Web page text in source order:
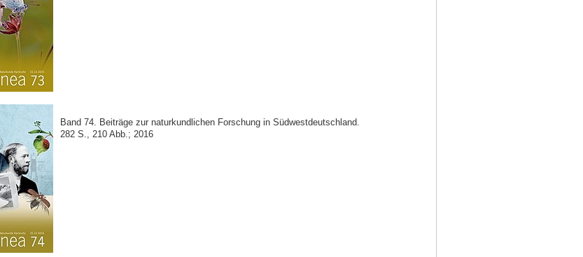
Band 74. Beiträge zur naturkundlichen Forschung in Südwestdeutschland.
282 S., 210 Abb.; 2016